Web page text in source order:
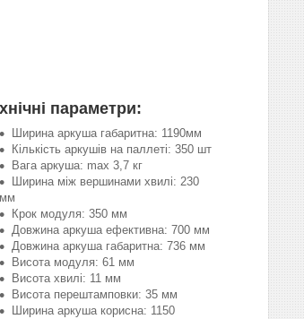
параметри:
Ширина аркуша габаритна: 1190мм
Кількість аркушів на паллеті: 350 шт
Вага аркуша: max 3,7 кг
Ширина між вершинами хвилі: 230
мм
Крок модуля: 350 мм
Довжина аркуша ефективна: 700 мм
Довжина аркуша габаритна: 736 мм
Висота модуля: 61 мм
Висота хвилі: 11 мм
Висота перештамповки: 35 мм
Ширина аркуша корисна: 1150